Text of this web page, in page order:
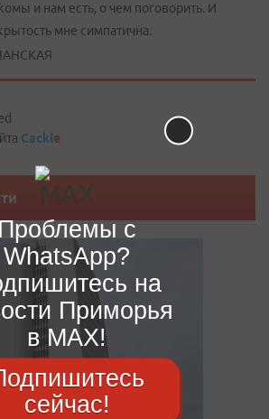
и нам есть, о чем поговорить. И
мне симпатична.
Cackle
с
WhatsApp?
на
Приморья
в MAX!
сейчас!